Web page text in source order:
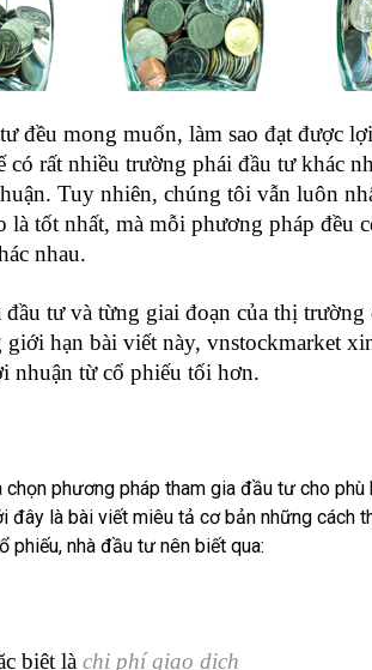
đều mong muốn, làm sao đạt được
rất nhiều trường phái đầu tư khác
Tuy nhiên, chúng tôi vẫn luôn
tốt nhất, mà mỗi phương pháp đều
nhau.
tư và từng giai đoạn của thị trường
hạn bài viết này, vnstockmarket
nhuận từ cổ phiếu tối hơn.
phương pháp tham gia đầu tư cho
đây là bài viết miêu tả cơ bản những cách
nhà đầu tư nên biết qua:
biệt là chi phí giao dịch